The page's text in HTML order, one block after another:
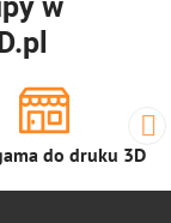
do druku 3D